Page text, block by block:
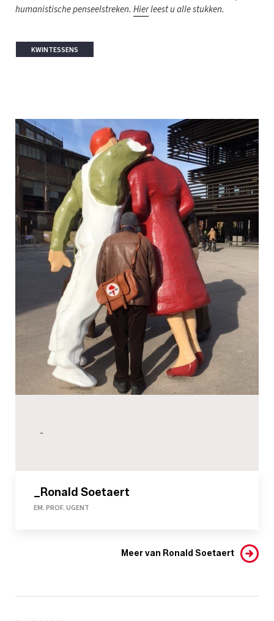
humanistische penseelstreken. Hierleest u alle stukken.
KWINTESSENS
-
_Ronald Soetaert
EM. PROF. UGENT
Meer van Ronald Soetaert